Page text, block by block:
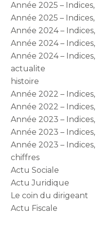
Année 2025 –
Année 2025 –
Année 2024 –
Année 2024 –
Année 2024 –
actualite
histoire
Année 2022 –
Année 2022 –
Année 2023 –
Année 2023 –
Année 2023 –
chiffres
Actu Sociale
Actu Juridique
Le coin du dirigeant
Actu Fiscale